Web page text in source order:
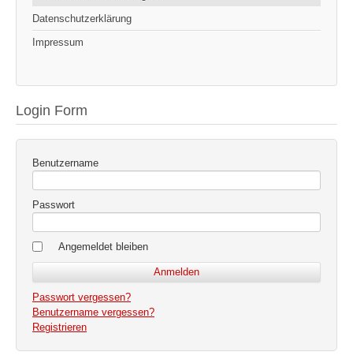
Datenschutzerklärung
Impressum
Login Form
Benutzername
Passwort
Angemeldet bleiben
Passwort vergessen?
Benutzername vergessen?
Registrieren